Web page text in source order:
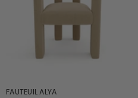
FAUTEUIL ALYA